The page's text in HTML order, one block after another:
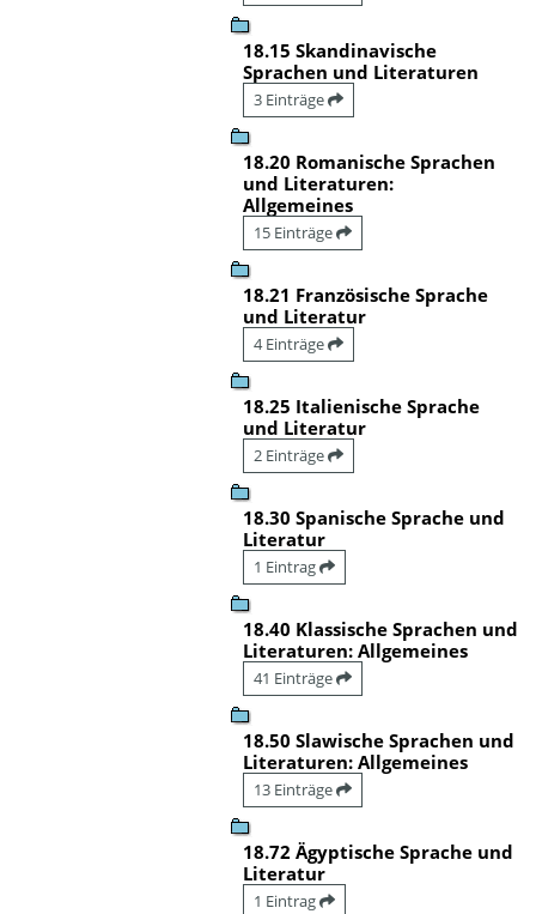
18.15 Skandinavische
Sprachen und Literaturen
3 Einträge
18.20 Romanische Sprachen
und Literaturen:
Allgemeines
15 Einträge
18.21 Französische Sprache
und Literatur
4 Einträge
18.25 Italienische Sprache
und Literatur
2 Einträge
18.30 Spanische Sprache und
Literatur
1 Eintrag
18.40 Klassische Sprachen und
Literaturen: Allgemeines
41 Einträge
18.50 Slawische Sprachen und
Literaturen: Allgemeines
13 Einträge
18.72 Ägyptische Sprache und
Literatur
1 Eintrag